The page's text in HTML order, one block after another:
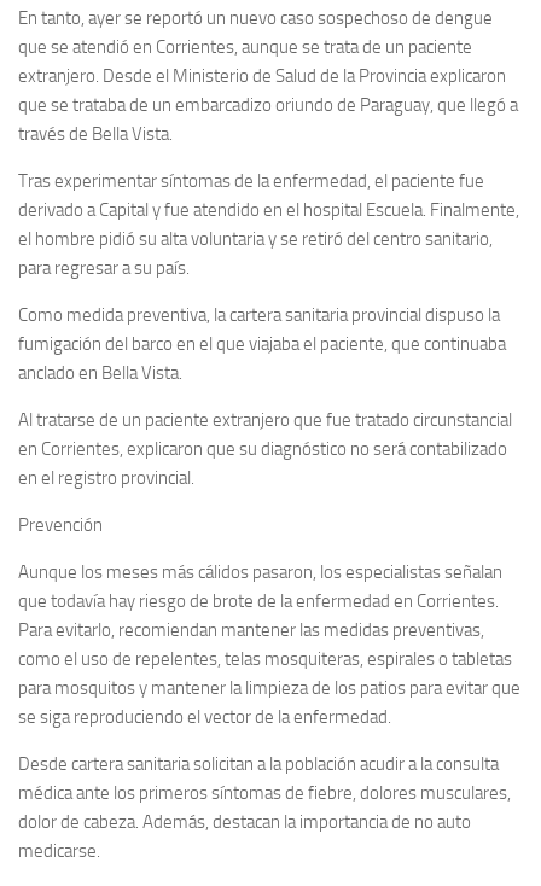
En tanto, ayer se reportó un nuevo caso sospechoso de dengue
que se atendió en Corrientes, aunque se trata de un paciente
extranjero. Desde el Ministerio de Salud de la Provincia explicaron
que se trataba de un embarcadizo oriundo de Paraguay, que llegó a
través de Bella Vista.
Tras experimentar síntomas de la enfermedad, el paciente fue
derivado a Capital y fue atendido en el hospital Escuela. Finalmente,
el hombre pidió su alta voluntaria y se retiró del centro sanitario,
para regresar a su país.
Como medida preventiva, la cartera sanitaria provincial dispuso la
fumigación del barco en el que viajaba el paciente, que continuaba
anclado en Bella Vista.
Al tratarse de un paciente extranjero que fue tratado circunstancial
en Corrientes, explicaron que su diagnóstico no será contabilizado
en el registro provincial.
Prevención
Aunque los meses más cálidos pasaron, los especialistas señalan
que todavía hay riesgo de brote de la enfermedad en Corrientes.
Para evitarlo, recomiendan mantener las medidas preventivas,
como el uso de repelentes, telas mosquiteras, espirales o tabletas
para mosquitos y mantener la limpieza de los patios para evitar que
se siga reproduciendo el vector de la enfermedad.
Desde cartera sanitaria solicitan a la población acudir a la consulta
médica ante los primeros síntomas de fiebre, dolores musculares,
dolor de cabeza. Además, destacan la importancia de no auto
medicarse.